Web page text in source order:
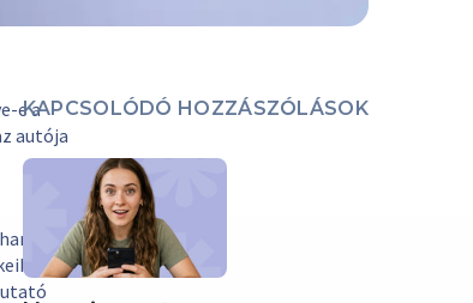
e a
autója
KAPCSOLÓDÓ HOZZÁSZÓLÁSOK